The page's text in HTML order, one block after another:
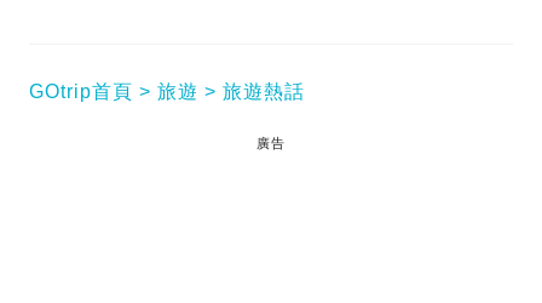
GOtrip首頁 旅遊 旅遊熱話
廣告